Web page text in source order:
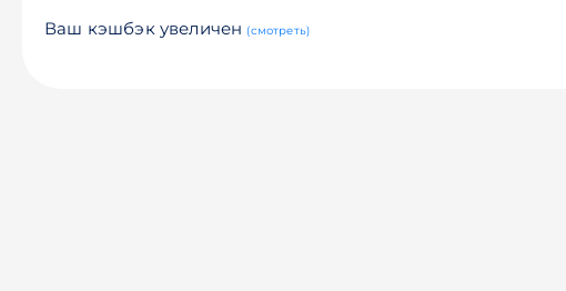
Ваш кэшбэк увеличен (смотреть)